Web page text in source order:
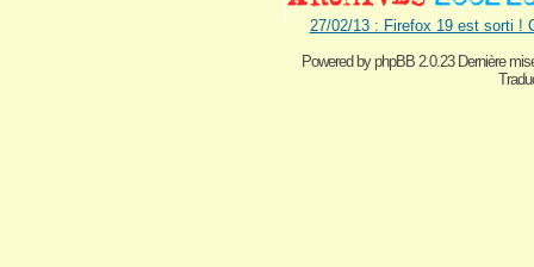
27/02/13 : Firefox 19 est sorti !
Powered byphpBB 2.0.23 Dernière